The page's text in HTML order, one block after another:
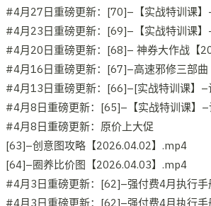
#4月27日重磅更新：[70]–【实战特训课
#4月23日重磅更新：[69]–【实战特训课
#4月20日重磅更新：[68]– 神券大作战【
#4月16日重磅更新：[67]–高速邪修三部曲
#4月13日重磅更新：[66]–[实战特训课】–
#4月8日重磅更新：[65]–【实战特训课】–
#4月8日重磅更新：原价上大促
[63]–创意图攻略【2026.04.02】.mp4
[64]–圈养比价图【2026.04.03】.mp4
#4月3日重磅更新：[62]–强付费4月执行
#4月3日重磅更新：[62]–强付费4月执行